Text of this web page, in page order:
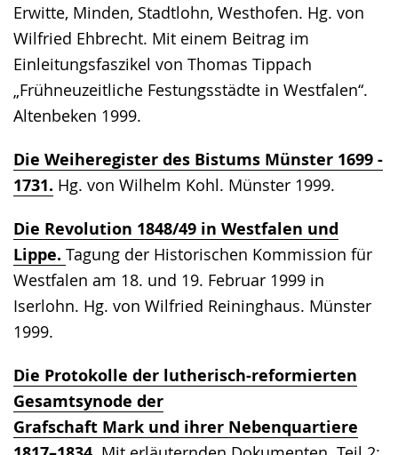
Erwitte, Minden, Stadtlohn, Westhofen. Hg. von
Wilfried Ehbrecht. Mit einem Beitrag im
Einleitungsfaszikel von Thomas Tippach
„Frühneuzeitliche Festungsstädte in Westfalen“.
Altenbeken 1999.
Die Weiheregister des Bistums Münster 1699 -
1731. Hg. von Wilhelm Kohl. Münster 1999.
Die Revolution 1848/49 in Westfalen und
Lippe. Tagung der Historischen Kommission für
Westfalen am 18. und 19. Februar 1999 in
Iserlohn. Hg. von Wilfried Reininghaus. Münster
1999.
Die Protokolle der lutherisch-reformierten
Gesamtsynode der
Grafschaft Mark und ihrer Nebenquartiere